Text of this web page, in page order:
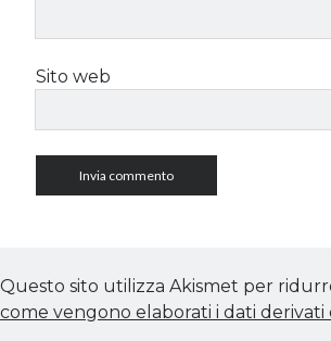
Sito web
Questo sito utilizza Akismet per
come vengono elaborati i dati derivati